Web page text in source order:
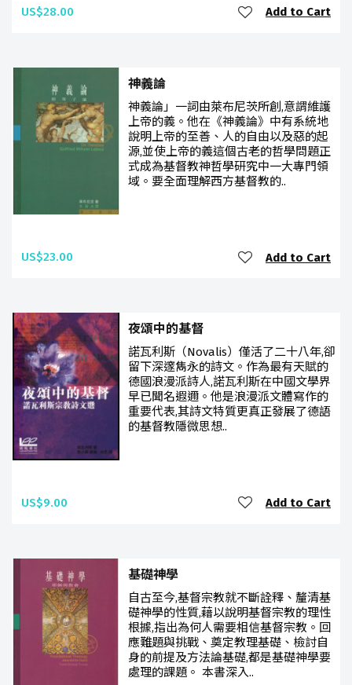
US$28.00 Add to Cart
神義論
神義論」一詞由萊布尼茨所創,意謂維護
上帝的義。他在《神義論》中有系統地
說明上帝的至善、人的自由以及惡的起
源,並使上帝的義這個古老的哲學問題正
式成為基督教神哲學研究中一大專門領
域。要全面理解西方基督教的..
US$23.00 Add to Cart
夜頌中的基督
諾瓦利斯（Novalis）僅活了二十八年,卻
留下深邃雋永的詩文。作為最有天賦的
德國浪漫派詩人,諾瓦利斯在中國文學界
早已聞名遐邇。他是浪漫派文體寫作的
重要代表,其詩文特質更真正發展了德語
的基督教隱微思想..
US$9.00 Add to Cart
基礎神學
自古至今,基督宗教就不斷詮釋、釐清基
礎神學的性質,藉以說明基督宗教的理性
根據,指出為何人需要相信基督宗教。回
應難題與挑戰、奠定教理基礎、檢討自
身的前提及方法論基礎,都是基礎神學要
處理的課題。 本書深入..